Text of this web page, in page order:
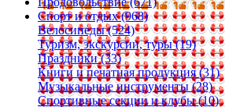
Спорт и отдых (968)
Велосипеды (524)
Туризм, экскурсии, туры (19)
Праздники (33)
Книги и печатная продукция (31)
Музыкальные инструменты (28)
Спортивные секции и клубы (10)